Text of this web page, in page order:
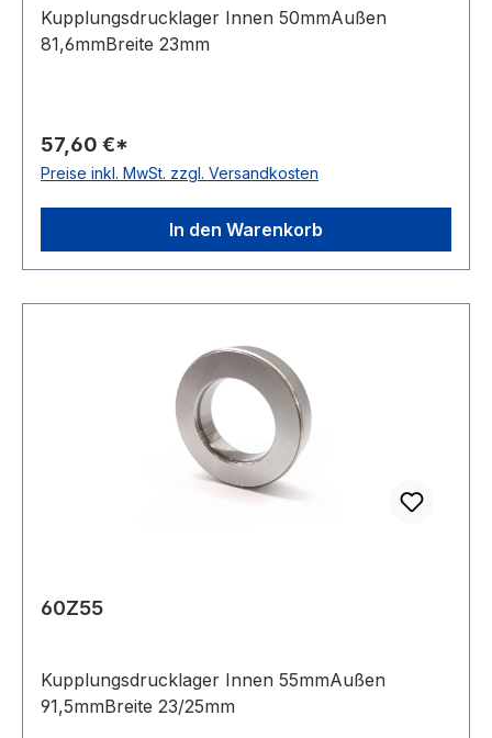
Kupplungsdrucklager Innen 50mmAußen
81,6mmBreite 23mm
57,60 €*
Preise inkl. MwSt. zzgl. Versandkosten
In den Warenkorb
60Z55
Kupplungsdrucklager Innen 55mmAußen
91,5mmBreite 23/25mm